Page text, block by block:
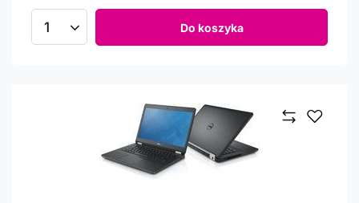
Ilość produktów Do koszyka